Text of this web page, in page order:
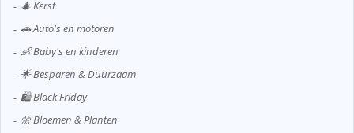
🎄 Kerst
🚗 Auto's en motoren
👶 Baby's en kinderen
🌟 Besparen & Duurzaam
🛍️ Black Friday
🌼 Bloemen & Planten